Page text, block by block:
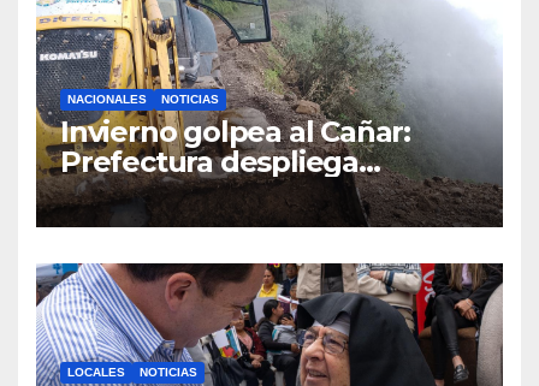
NACIONALES NOTICIAS
Invierno golpea al Cañar:
Prefectura despliega
maquinaria en toda la
provincia para mantener las
LOCALES NOTICIAS